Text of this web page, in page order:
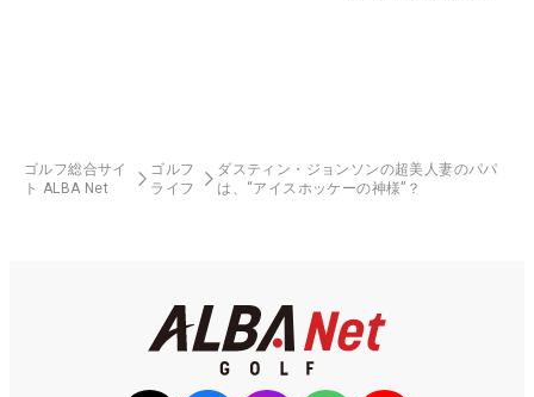
ゴルフ総合サイ
ト ALBA Net
ゴルフ
ライフ
ダスティン・ジョンソンの超美人妻のパパ
は、“アイスホッケーの神様”？